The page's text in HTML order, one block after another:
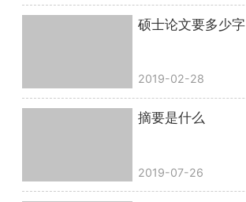
硕士论文要多少字
2019-02-28
摘要是什么
2019-07-26